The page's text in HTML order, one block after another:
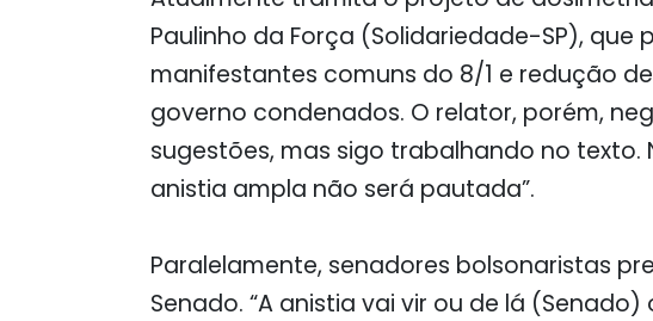
Paulinho da Força (Solidariedade-SP), que
manifestantes comuns do 8/1 e redução
governo condenados. O relator, porém,
sugestões, mas sigo trabalhando no texto.
anistia ampla não será pautada”.
Paralelamente, senadores bolsonaristas
Senado. “A anistia vai vir ou de lá